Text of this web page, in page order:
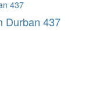
Durban 437